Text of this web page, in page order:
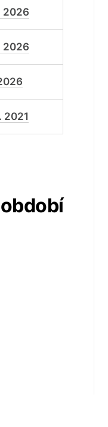
2026
2026
2021